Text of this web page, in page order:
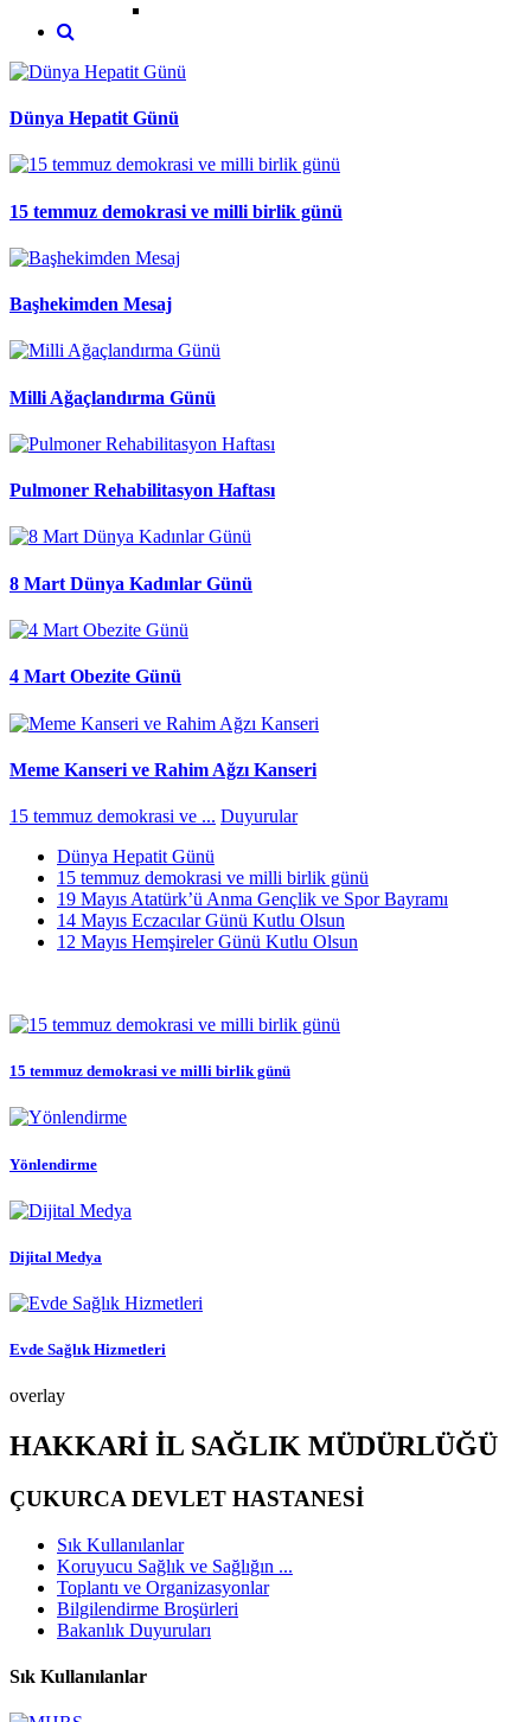
Dünya Hepatit Günü
15 temmuz demokrasi ve milli birlik günü
Başhekimden Mesaj
Milli Ağaçlandırma Günü
Pulmoner Rehabilitasyon Haftası
8 Mart Dünya Kadınlar Günü
4 Mart Obezite Günü
Meme Kanseri ve Rahim Ağzı Kanseri
15 temmuz demokrasi ve ... Duyurular
Dünya Hepatit Günü
15 temmuz demokrasi ve milli birlik günü
19 Mayıs Atatürk’ü Anma Gençlik ve Spor Bayramı
14 Mayıs Eczacılar Günü Kutlu Olsun
12 Mayıs Hemşireler Günü Kutlu Olsun
15 temmuz demokrasi ve milli birlik günü
Yönlendirme
Dijital Medya
Evde Sağlık Hizmetleri
overlay
HAKKARİ İL SAĞLIK MÜDÜRLÜĞÜ
ÇUKURCA DEVLET HASTANESİ
Sık Kullanılanlar
Koruyucu Sağlık ve Sağlığın ...
Toplantı ve Organizasyonlar
Bilgilendirme Broşürleri
Bakanlık Duyuruları
Sık Kullanılanlar